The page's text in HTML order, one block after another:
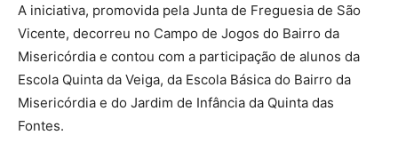
A iniciativa, promovida pela Junta de Freguesia de São
Vicente, decorreu no Campo de Jogos do Bairro da
Misericórdia e contou com a participação de alunos da
Escola Quinta da Veiga, da Escola Básica do Bairro da
Misericórdia e do Jardim de Infância da Quinta das
Fontes.